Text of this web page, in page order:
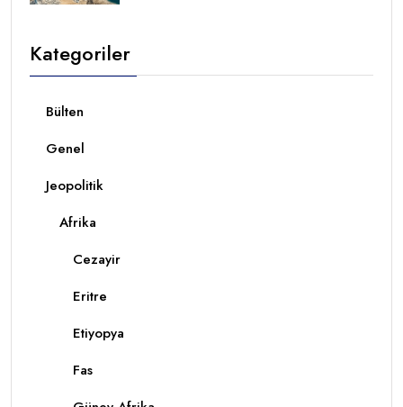
Kategoriler
Bülten
Genel
Jeopolitik
Afrika
Cezayir
Eritre
Etiyopya
Fas